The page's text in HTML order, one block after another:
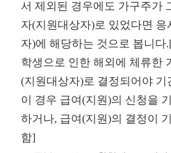
서 제외된 경우에도 가구주가
자(지원대상자)로 있었다면
자)에 해당하는 것으로 봅니다
학생으로 인한 해외에 체류한
(지원대상자)로 결정되어야
이 경우 급여(지원)의 신청을
하거나, 급여(지원)의 결정이
함]